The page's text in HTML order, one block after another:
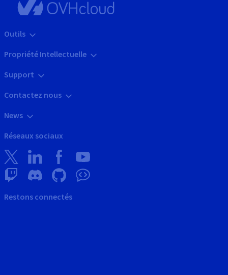
Outils
Propriété Intellectuelle
Support
Contactez nous
News
Réseaux sociaux
Restons connectés